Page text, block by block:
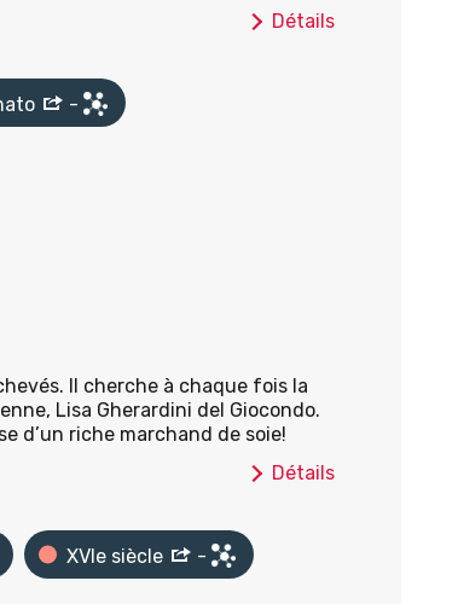
Détails
-
Il cherche à chaque fois la
Lisa Gherardini del Giocondo.
d’un riche marchand de soie!
Détails
XVIe siècle -